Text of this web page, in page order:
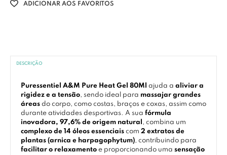
ADICIONAR AOS FAVORITOS
DESCRIÇÃO
Puressentiel A&M Pure Heat Gel 80Ml ajuda a aliviar a
rigidez e a tensão, sendo ideal para massajar grandes
áreas do corpo, como costas, braços e coxas, assim como
durante atividades desportivas. A sua fórmula
inovadora, 97,6% de origem natural , combina um
complexo de 14 óleos essenciais com 2 extratos de
plantas (arnica e harpagophytum), contribuindo para
facilitar o relaxamento e proporcionando uma sensação